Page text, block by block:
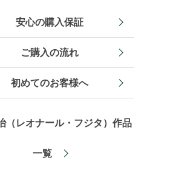
安心の購入保証
ご購入の流れ
初めてのお客様へ
（レオナール・フジタ）作品
一覧